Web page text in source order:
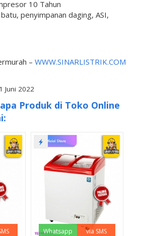
10 Tahun
penyimpanan daging, ASI,
– WWW.SINARLISTRIK.COM
Juni 2022
Produk di Toko Online
Whatsapp via SMS